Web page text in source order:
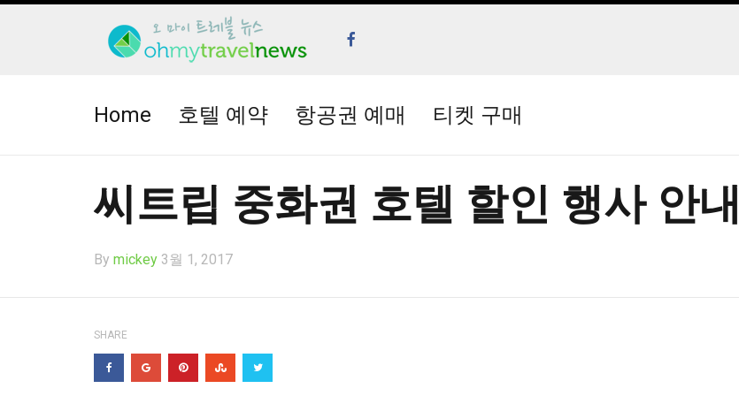
Home 호텔 예약 항공권 예매 티켓 구매
씨트립 중화권 호텔 할인 행사 안내
By mickey 3월 1, 2017
SHARE